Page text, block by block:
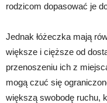
rodzicom dopasować je
Jednak łóżeczka mają
większe i cięższe od
przenoszeniu ich z
mogą czuć się
większą swobodę ruchu,